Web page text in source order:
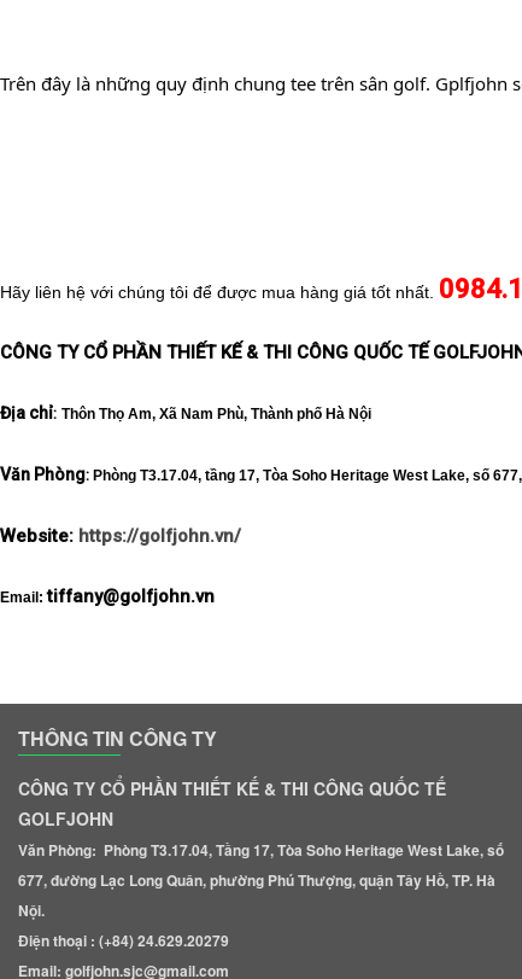
Trên đây là những quy định chung tee trên sân golf. Gplfjohn
Hãy liên hệ với chúng tôi để được mua hàng giá tốt nhất.
CÔNG TY CỔ PHẦN THIẾT KẾ & THI CÔNG QUỐC TẾ
Địa chỉ: Thôn Thọ Am, Xã Nam Phù, Thành phố Hà Nội
Văn Phòng: Phòng T3.17.04, tầng 17, Tòa Soho Heritage West Lake, số
Website: https://golfjohn.vn/
Email: tiffany@golfjohn.vn
THÔNG TIN CÔNG TY
CÔNG TY CỔ PHẦN THIẾT KẾ & THI CÔNG QUỐC TẾ
GOLFJOHN
Văn Phòng: Phòng T3.17.04, Tầng 17, Tòa Soho Heritage West Lake, số
677, đường Lạc Long Quân, phường Phú Thượng, quận Tây Hồ, TP. Hà
Nội.
Điện thoại : (+84) 24.629.20279
Email: golfjohn.sjc@gmail.com